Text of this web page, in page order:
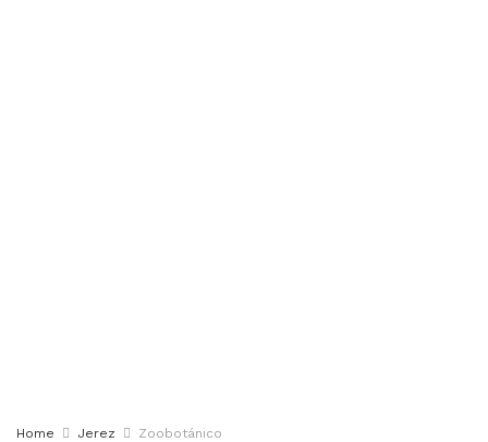
Home Jerez Zoobotánico